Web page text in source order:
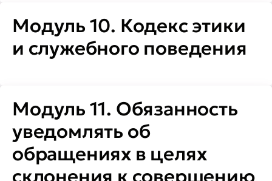
Модуль 10. Кодекс этики
и служебного поведения
Модуль 11. Обязанность
уведомлять об
обращениях в целях